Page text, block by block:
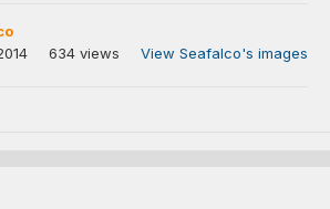
634 views View Seafalco's images